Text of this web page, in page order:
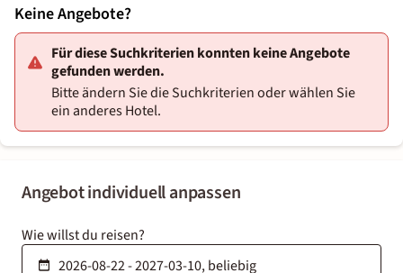
Angebot individuell anpassen
Wie willst du reisen?
Keine Angebote?
Für diese Suchkriterien konnten keine Angebote
gefunden werden.
Bitte ändern Sie die Suchkriterien oder wählen Sie
ein anderes Hotel.